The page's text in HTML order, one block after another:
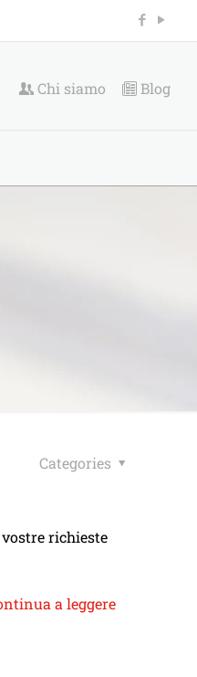
Chi siamo Blog
Categories
richieste
a leggere